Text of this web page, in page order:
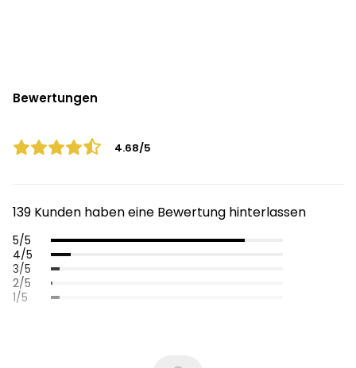
Bewertungen
4.68/5
139 Kunden haben eine Bewertung hinterlassen
5/5
4/5
3/5
2/5
1/5